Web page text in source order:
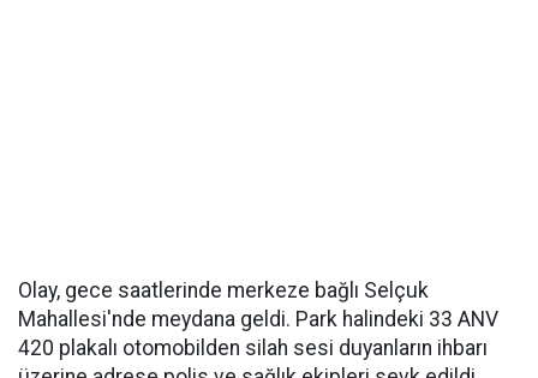
Olay, gece saatlerinde merkeze bağlı Selçuk
Mahallesi'nde meydana geldi. Park halindeki 33 ANV
420 plakalı otomobilden silah sesi duyanların ihbarı